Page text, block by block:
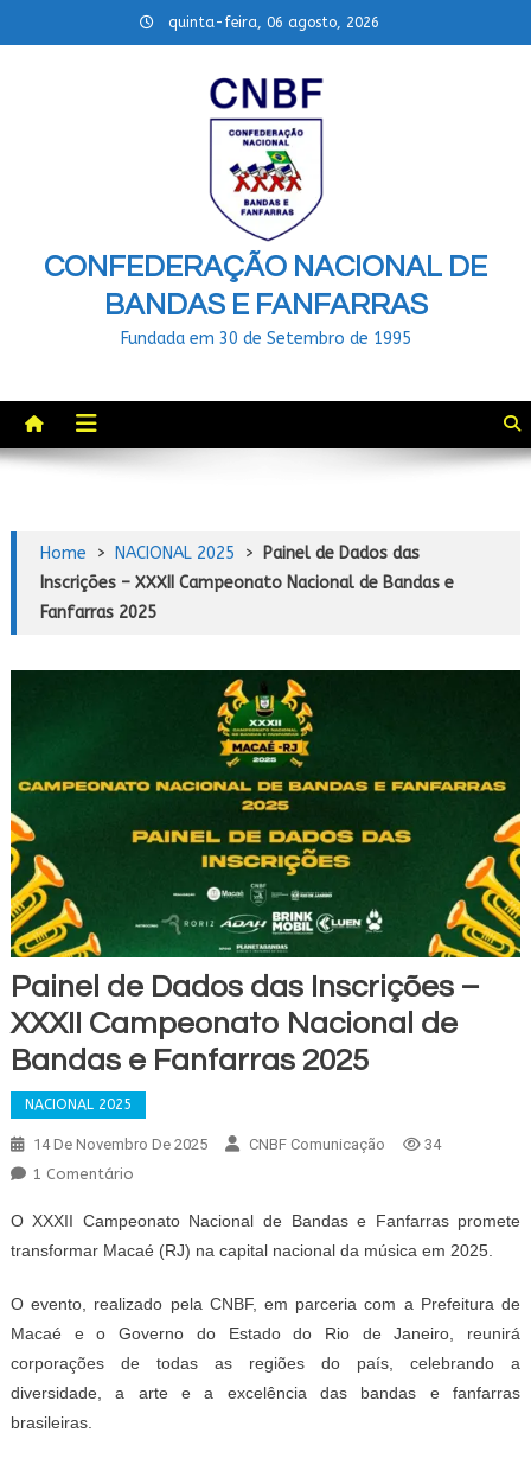
to
quinta-feira, 06 agosto, 2026
CONFEDERAÇÃO NACIONAL DE
BANDAS E FANFARRAS
Fundada em 30 de Setembro de 1995
Home > NACIONAL 2025 > Painel de Dados das
Inscrições – XXXII Campeonato Nacional de Bandas e
Fanfarras 2025
Painel de Dados das Inscrições –
XXXII Campeonato Nacional de
Bandas e Fanfarras 2025
NACIONAL 2025
14 De Novembro De 2025 CNBF Comunicação
34
1 ComentárioEm
De
Dados
Inscrições
–
XXXII
Campeonato
O XXXII Campeonato Nacional de Bandas e Fanfarras promete
transformar Macaé (RJ) na capital nacional da música em 2025.
O evento, realizado pela CNBF, em parceria com a Prefeitura de
Macaé e o Governo do Estado do Rio de Janeiro, reunirá
corporações de todas as regiões do país, celebrando a
diversidade, a arte e a excelência das bandas e fanfarras
brasileiras.